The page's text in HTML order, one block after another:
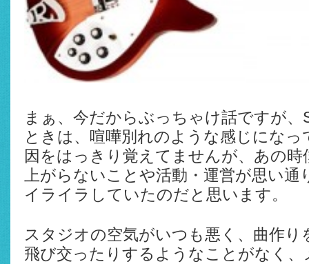
まぁ、今だからぶっちゃけ話ですが、
ときは、喧嘩別れのような感じになっ
因をはっきり覚えてませんが、あの
上がらないことや活動・運営が思い通
イライラしていたのだと思います。
スタジオの空気がいつも悪く、曲作り
飛び交ったりするようなことがなく